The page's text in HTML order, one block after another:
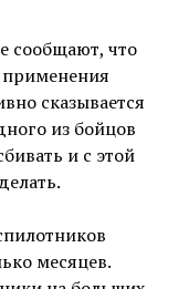
сообщают, что
применения
сказывается
из бойцов
и с этой
месяцев.